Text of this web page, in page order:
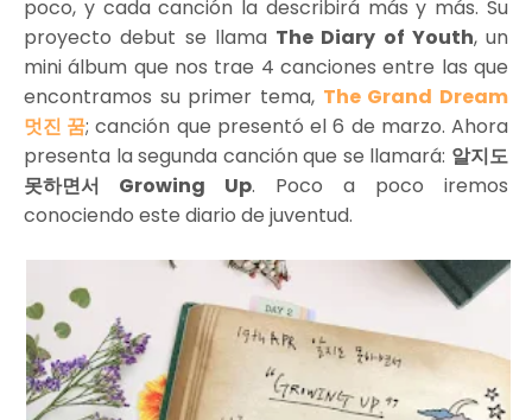
poco, y cada canción la describirá más y más. Su
proyecto debut se llama The Diary of Youth, un
mini álbum que nos trae 4 canciones entre las que
encontramos su primer tema, The Grand Dream
멋진 꿈; canción que presentó el 6 de marzo. Ahora
presenta la segunda canción que se llamará: 알지도
못하면서 Growing Up. Poco a poco iremos
conociendo este diario de juventud.